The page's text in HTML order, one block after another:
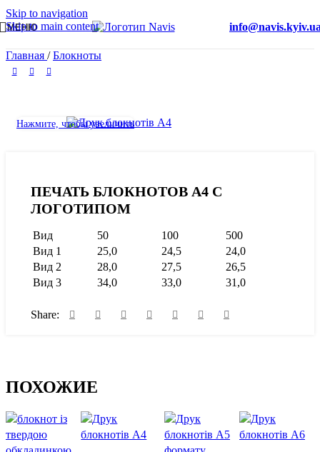
Skip to navigation
Skip to main content
МЕНЮ
Главная / Блокноты
Нажмите, чтобы увеличить
ПЕЧАТЬ БЛОКНОТОВ А4 С
ЛОГОТИПОМ
Вид 50 100
500
Вид 1
25,0 24,5
24,0
Вид 2
28,0 27,5
26,5
Вид 3
34,0 33,0 31,0
Share:
ПОХОЖИЕ